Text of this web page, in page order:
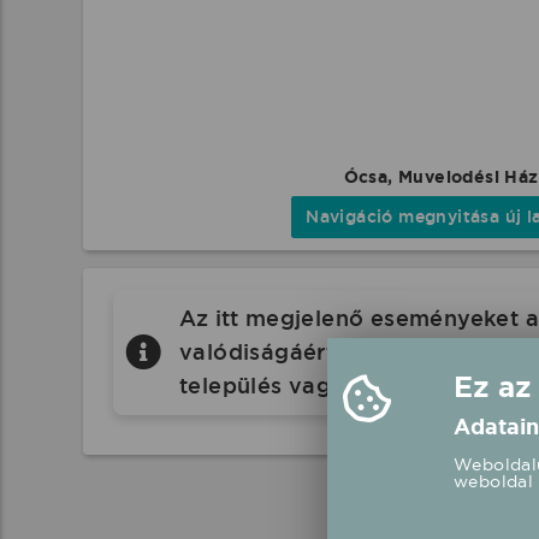
Ócsa, Muvelodési Ház
Navigáció megnyitása új
Az itt megjelenő eseményeket
valódiságáért a
település vagy
Ez
weboldal